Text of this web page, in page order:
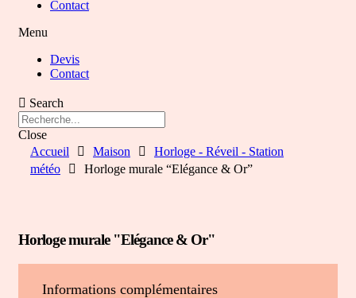
Contact
Menu
Devis
Contact
Search
Close
Accueil
Maison
Horloge - Réveil - Station
météo
Horloge murale “Elégance & Or”
Horloge murale "Elégance & Or"
Informations complémentaires